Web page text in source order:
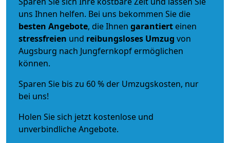
uns Ihnen helfen. Bei uns bekommen Sie die
besten Angebote, die Ihnen garantiert einen
stressfreien und reibungsloses Umzug von
Augsburg nach Jungfernkopf ermöglichen
können.
Sparen Sie bis zu 60 % der Umzugskosten, nur
bei uns!
Holen Sie sich jetzt kostenlose und
unverbindliche Angebote.